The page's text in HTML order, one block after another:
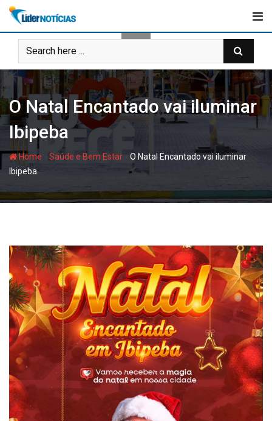
Skip
content
O Natal Encantado vai iluminar
Ibipeba
Home Saúde e Bem Estar -O Natal Encantado vai iluminar
Ibipeba